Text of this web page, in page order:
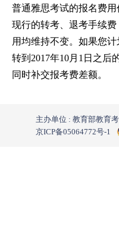
普通雅思考试的报名费用
现行的转考、退考手续
用均维持不变。如果您
转到2017年10月1日之后
同时补交报考费差额。
主办单位 : 教育部教育
京ICP备05064772号-1